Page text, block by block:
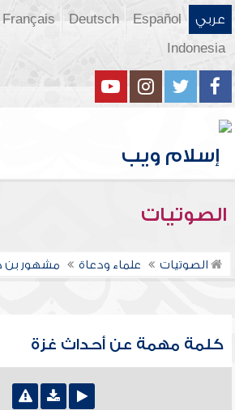
عربي Español
Deutsch
Français
Indonesia
الصوتيات
الصوتيات علماء ودعاة مشهور بن
كلمة مهمة عن أحداث غزة